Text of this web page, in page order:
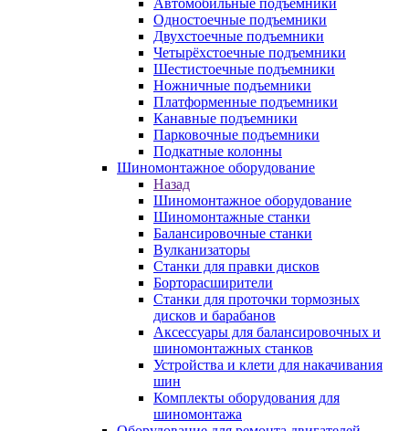
Автомобильные подъемники
Одностоечные подъемники
Двухстоечные подъемники
Четырёхстоечные подъемники
Шестистоечные подъемники
Ножничные подъемники
Платформенные подъемники
Канавные подъемники
Парковочные подъемники
Подкатные колонны
Шиномонтажное оборудование
Назад
Шиномонтажное оборудование
Шиномонтажные станки
Балансировочные станки
Вулканизаторы
Станки для правки дисков
Борторасширители
Станки для проточки тормозных
дисков и барабанов
Аксессуары для балансировочных и
шиномонтажных станков
Устройства и клети для накачивания
шин
Комплекты оборудования для
шиномонтажа